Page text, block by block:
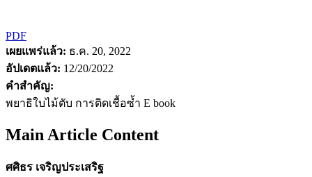
PDF
เผยแพร่แล้ว: ธ.ค. 20, 2022
อัปเดตแล้ว: 12/20/2022
คำสำคัญ:
พยาธิใบไม้ตับ การติดเชื้อซ้ำ E book
Main Article Content
ศศิธร เจริญประเสริฐ